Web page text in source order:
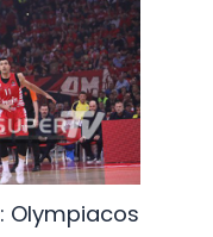
Olympiacos